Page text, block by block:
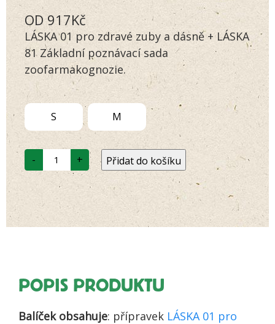
Hodnoceno
5.00z 5 na
základě
13
hodnocení
zákazníků
OD 917Kč
LÁSKA 01 pro zdravé zuby a dásně + LÁSKA
81 Základní poznávací sada
zoofarmakognozie.
S M
- Zuby
dásně
-
zvýhodněný
set
poznávací
+ Přidat do košíku
POPIS PRODUKTU
Balíček obsahuje: přípravek LÁSKA 01 pro